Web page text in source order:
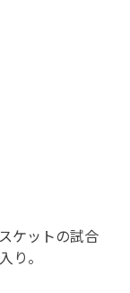
ケットの試合
り。